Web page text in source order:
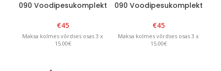
090 Voodipesukomplekt
€45
Maksa kolmes võrdses osas 3 x
15.00€
090 Voodipesukomplekt
€45
Maksa kolmes võrdses osas 3 x
15.00€